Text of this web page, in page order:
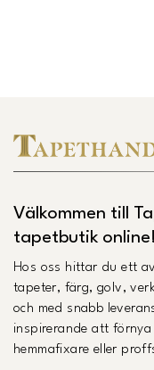
Välkommen till
tapetbutik online!
Hos oss hittar du ett
tapeter, färg, golv,
och med snabb
inspirerande att
hemmafixare eller